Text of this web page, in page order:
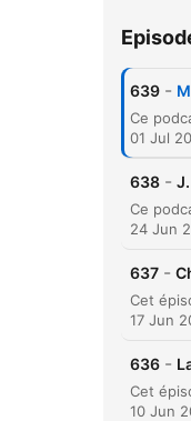
639 -
01 Jul
638 -
24 Jun
637 -
17 Jun
636 -
10 Jun